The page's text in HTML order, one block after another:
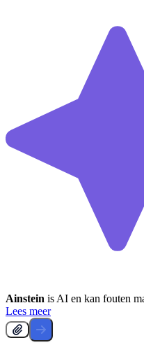
Ainstein is AI en kan fouten
Lees meer